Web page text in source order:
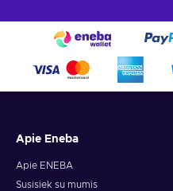
Apie Eneba
Apie ENEBA
Susisiek su mumis